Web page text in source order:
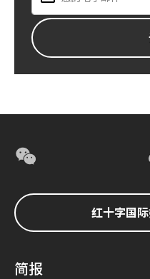
红十字国
简报